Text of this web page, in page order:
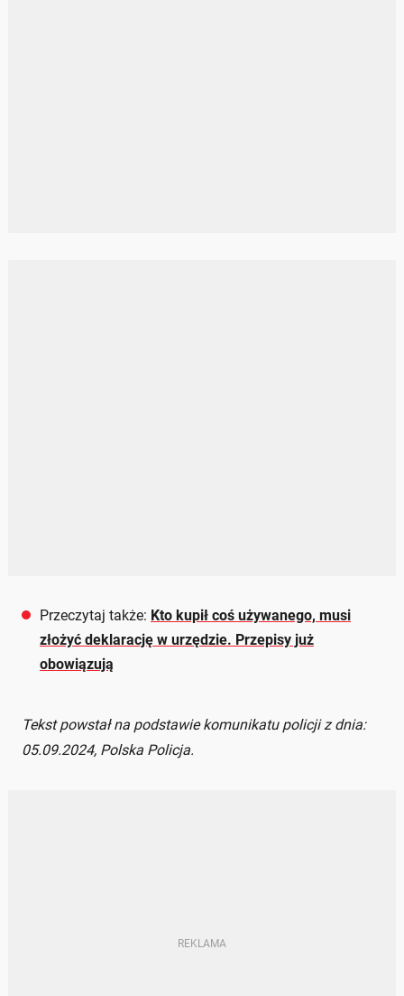
Przeczytaj także: Kto kupił coś używanego, musi
złożyć deklarację w urzędzie. Przepisy już
obowiązują
Tekst powstał na podstawie komunikatu policji z dnia:
05.09.2024, Polska Policja.